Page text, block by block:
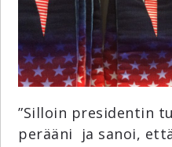
”Silloin presidentin
perääni ja sanoi,